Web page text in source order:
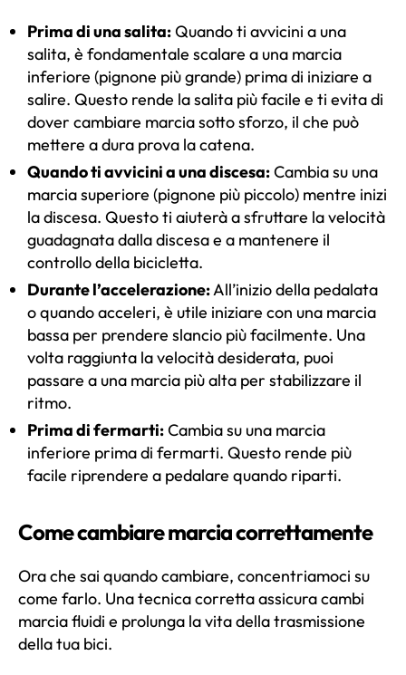
Prima di una salita:Quando ti avvicini a una
salita, è fondamentale scalare a una marcia
inferiore (pignone più grande) prima di iniziare a
salire. Questo rende la salita più facile e ti evita di
dover cambiare marcia sotto sforzo, il che può
mettere a dura prova la catena.
Quando ti avvicini a una discesa:Cambia su una
marcia superiore (pignone più piccolo) mentre inizi
la discesa. Questo ti aiuterà a sfruttare la velocità
guadagnata dalla discesa e a mantenere il
controllo della bicicletta.
Durante l’accelerazione:All’inizio della pedalata
o quando acceleri, è utile iniziare con una marcia
bassa per prendere slancio più facilmente. Una
volta raggiunta la velocità desiderata, puoi
passare a una marcia più alta per stabilizzare il
ritmo.
Prima di fermarti:Cambia su una marcia
inferiore prima di fermarti. Questo rende più
facile riprendere a pedalare quando riparti.
Come cambiare marcia correttamente
Ora che sai quando cambiare, concentriamoci su
come farlo. Una tecnica corretta assicura cambi
marcia fluidi e prolunga la vita della trasmissione
della tua bici.